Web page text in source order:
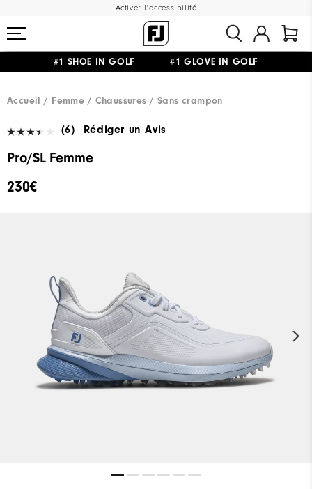
Activer l'accessibilité
#1 SHOE IN GOLF #1 GLOVE IN GOLF
Accueil
Femme Chaussures Sans crampon
(6) Rédiger un Avis
Pro/SL Femme
230€